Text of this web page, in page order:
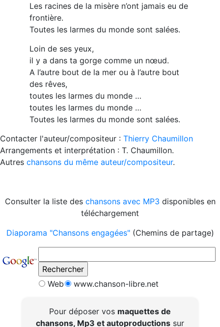
Les racines de la misère n’ont jamais eu de
frontière.
Toutes les larmes du monde sont salées.
Loin de ses yeux,
il y a dans ta gorge comme un nœud.
A l’autre bout de la mer ou à l’autre bout
des rêves,
toutes les larmes du monde …
toutes les larmes du monde …
Toutes les larmes du monde sont salées.
Contacter l'auteur/compositeur : Thierry Chaumillon
Arrangements et interprétation : T. Chaumillon.
Autres chansons du même auteur/compositeur.
Consulter la liste des chansons avec MP3 disponibles en
téléchargement
Diaporama "Chansons engagées" (Chemins de partage)
Web www.chanson-libre.net
Pour déposer vos maquettes de
chansons, Mp3 et autoproductions sur